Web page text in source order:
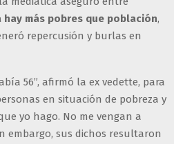
hay más pobres que población,
repercusión y burlas en
56”, afirmó la ex vedette, para
en situación de pobreza y
yo hago. No me vengan a
embargo, sus dichos resultaron